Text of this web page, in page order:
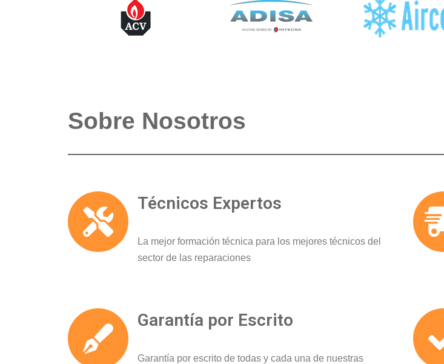
Sobre Nosotros
Técnicos Expertos
La mejor formación técnica para los mejores técnicos del
sector de las reparaciones
Garantía por Escrito
Garantía por escrito de todas y cada una de nuestras